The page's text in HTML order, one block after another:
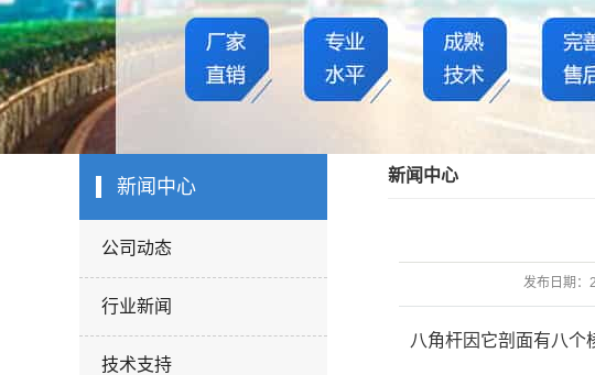
新闻中心
公司动态
行业新闻
技术支持
新闻中心
发布日期：
八角杆因它剖面有八个